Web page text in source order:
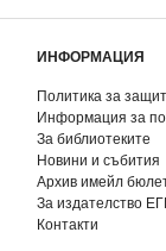
ИНФОРМАЦИЯ
Политика за
Информация за
За библиотеките
Новини и събития
Архив имейл
За издателство
Контакти